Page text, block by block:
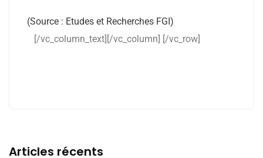
(Source : Etudes et Recherches FGI)
[/vc_column_text][/vc_column] [/vc_row]
Articles récents